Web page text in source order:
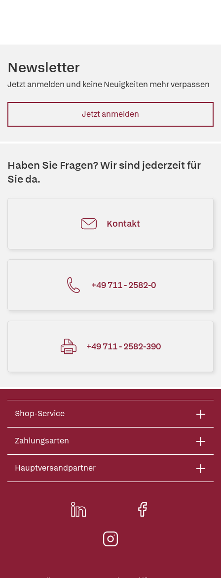
Newsletter
Jetzt anmelden und keine Neuigkeiten mehr verpassen
Jetzt anmelden
Haben Sie Fragen? Wir sind jederzeit für
Sie da.
Kontakt
+49 711 - 2582-0
+49 711 - 2582-390
Shop-Service
Zahlungsarten
Hauptversandpartner